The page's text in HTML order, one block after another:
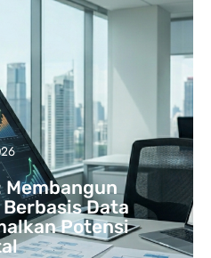
Membangun
Data
Potensi